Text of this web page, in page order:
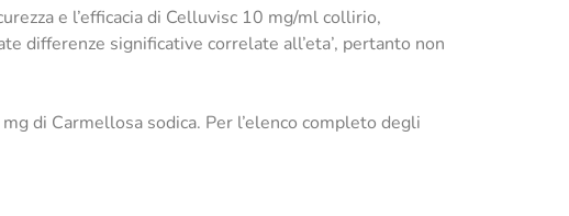
e l’efficacia di Celluvisc 10 mg/ml collirio,
differenze significative correlate all’eta’, pertanto non
di Carmellosa sodica. Per l’elenco completo degli